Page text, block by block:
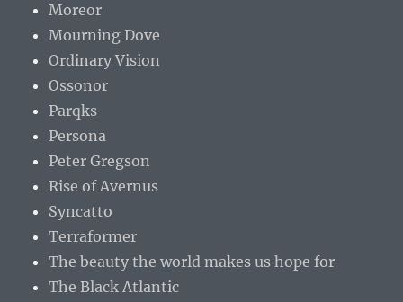
Moreor
Mourning Dove
Ordinary Vision
Ossonor
Parqks
Persona
Peter Gregson
Rise of Avernus
Syncatto
Terraformer
The beauty the world makes us hope for
The Black Atlantic